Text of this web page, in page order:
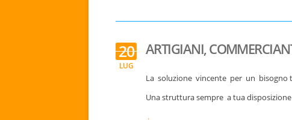
ARTIGIANI,
20
LUG
La soluzione vincente per un bisogno
Una struttura sempre a tua
.